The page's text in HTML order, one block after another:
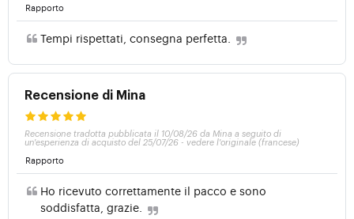
Rapporto
Tempi rispettati, consegna perfetta.
Recensione di Mina
Recensione tradotta pubblicata il 10/08/26 da Mina a seguito di
un'esperienza di acquisto del 25/07/26 - vedere l'originale (francese)
Rapporto
Ho ricevuto correttamente il pacco e sono
soddisfatta, grazie.